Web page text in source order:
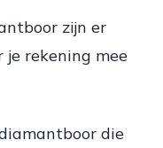
zijn er
rekening mee
die